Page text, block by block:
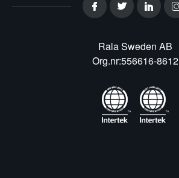
Rala Sweden AB
Org.nr:556616-8612